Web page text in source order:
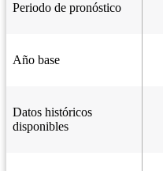
Periodo de pronóstico
Año base
Datos históricos
disponibles